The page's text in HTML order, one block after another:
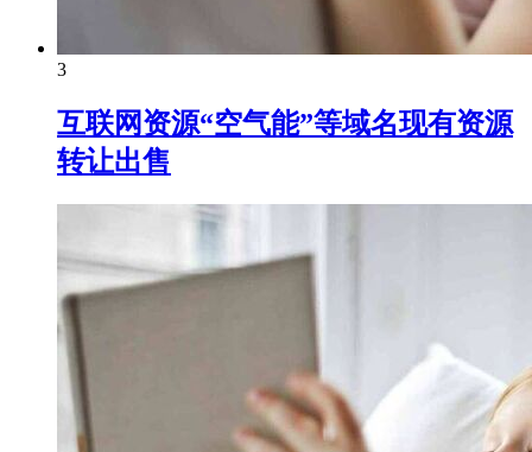
3
互联网资源“空气能”等域名现有资源
转让出售